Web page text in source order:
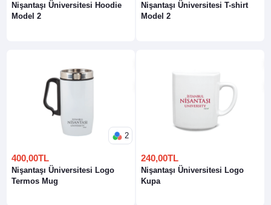
Nişantaşı Üniversitesi Hoodie
Model 2
Nişantaşı Üniversitesi T-shirt
Model 2
2
400,00TL
Nişantaşı Üniversitesi Logo
Termos Mug
240,00TL
Nişantaşı Üniversitesi Logo
Kupa